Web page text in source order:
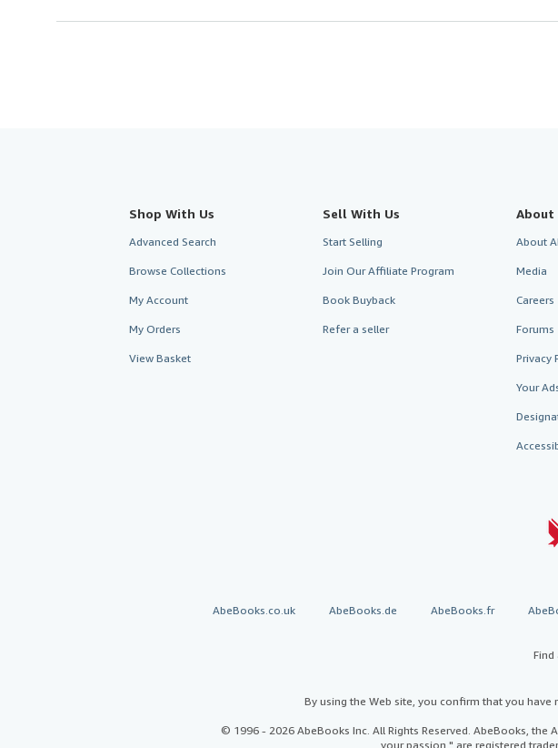
Shop With Us
Advanced Search
Browse Collections
My Account
My Orders
View Basket
Sell With Us
Start Selling
Join Our Affiliate Program
Book Buyback
Refer a seller
About
About
Media
Careers
Forums
Privacy
Your
AbeBooks.co.uk AbeBooks.de AbeBooks.fr
Find
By using the Web site, you confirm that you
© 1996 - 2026 AbeBooks Inc. All Rights Reserved. AbeBooks,
your passion." are registered